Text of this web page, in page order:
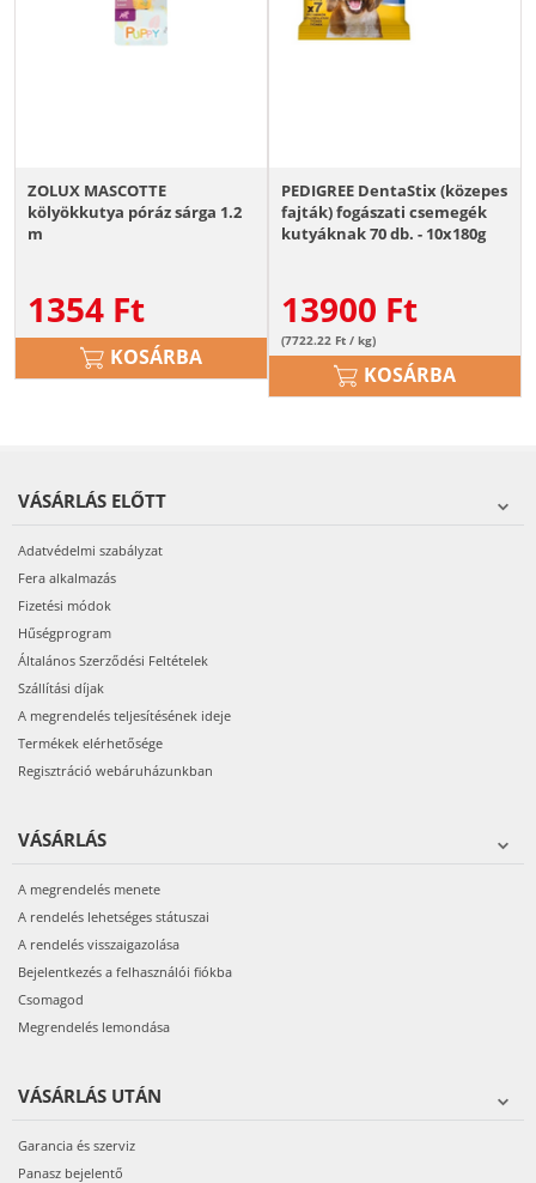
ZOLUX MASCOTTE
kölyökkutya póráz sárga 1.2
m
1354 Ft
KOSÁRBA
PEDIGREE DentaStix (közepes
fajták) fogászati csemegék
kutyáknak 70 db. - 10x180g
13900 Ft
(7722.22 Ft / kg)
KOSÁRBA
VÁSÁRLÁS ELŐTT
Adatvédelmi szabályzat
Fera alkalmazás
Fizetési módok
Hűségprogram
Általános Szerződési Feltételek
Szállítási díjak
A megrendelés teljesítésének ideje
Termékek elérhetősége
Regisztráció webáruházunkban
VÁSÁRLÁS
A megrendelés menete
A rendelés lehetséges státuszai
A rendelés visszaigazolása
Bejelentkezés a felhasználói fiókba
Csomagod
Megrendelés lemondása
VÁSÁRLÁS UTÁN
Garancia és szerviz
Panasz bejelentő